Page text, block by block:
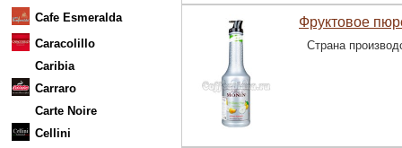
Cafe Esmeralda
Caracolillo
Caribia
Carraro
Carte Noire
Cellini
Фруктовое
Страна